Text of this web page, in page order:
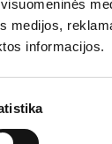
medijos,
informacijos.